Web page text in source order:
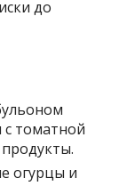
до
томатной
огурцы и